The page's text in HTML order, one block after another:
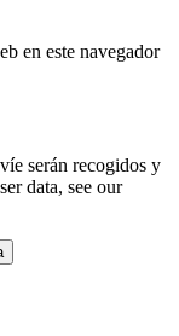
en este navegador
serán recogidos y
data, see our